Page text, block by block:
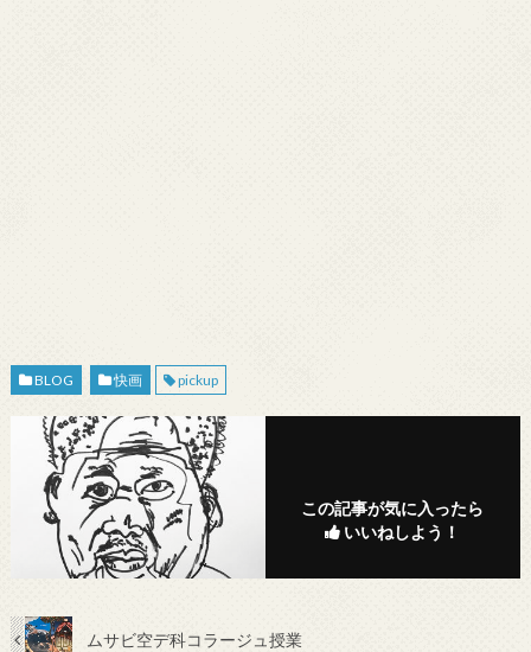
BLOG 快画 pickup
この記事が気に入ったら
いいねしよう！
ムサビ空デ科コラージュ授業